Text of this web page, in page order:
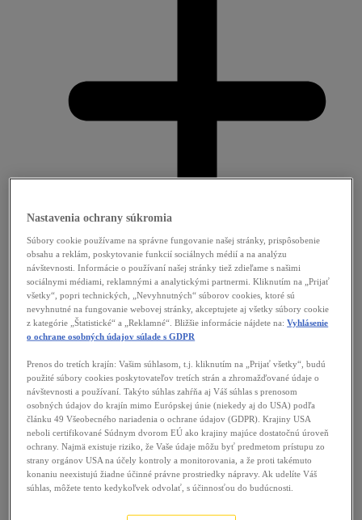
Naša kultúra
Diverzita a inklúzia
Miesto pre každú generáciu
Ocenenia
Spoločenská zodpovednosť
O nás
Nastavenia ochrany súkromia
Súbory cookie používame na správne fungovanie našej stránky, prispôsobenie
obsahu a reklám, poskytovanie funkcií sociálnych médií a na analýzu
návštevnosti. Informácie o používaní našej stránky tiež zdieľame s našimi
sociálnymi médiami, reklamnými a analytickými partnermi. Kliknutím na „Prijať
všetky“, popri technických, „Nevyhnutných“ súborov cookies, ktoré sú
nevyhnutné na fungovanie webovej stránky, akceptujete aj všetky súbory cookie
z kategórie „Štatistické“ a „Reklamné“. Bližšie informácie nájdete na:Vyhlásenie
o ochrane osobných údajov súlade s GDPR
Prenos do tretích krajín: Vašim súhlasom, t.j. kliknutím na „Prijať všetky“, budú
použité súbory cookies poskytovateľov tretích strán a zhromažďované údaje o
návštevnosti a používaní. Takýto súhlas zahŕňa aj Váš súhlas s prenosom
osobných údajov do krajín mimo Európskej únie (niekedy aj do USA) podľa
článku 49 Všeobecného nariadenia o ochrane údajov (GDPR). Krajiny USA
neboli certifikované Súdnym dvorom EÚ ako krajiny majúce dostatočnú úroveň
ochrany. Najmä existuje riziko, že Vaše údaje môžu byť predmetom prístupu zo
strany orgánov USA na účely kontroly a monitorovania, a že proti takémuto
konaniu neexistujú žiadne účinné právne prostriedky nápravy. Ak udelíte Váš
súhlas, môžete tento kedykoľvek odvolať, s účinnosťou do budúcnosti.